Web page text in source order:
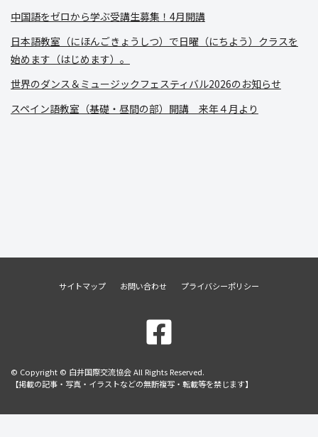
中国語をゼロから学ぶ受講生募集！4月開講
日本語教室（にほんごきょうしつ）で日曜（にちよう）クラスを
始めます（はじめます）。
世界のダンス＆ミュージックフェスティバル2026のお知らせ
スペイン語教室（基礎・昼間の部）開講 来年４月より
サイトマップ お問い合わせ プライバシーポリシー
© Copyright © 白井国際交流協会 All Rights Reserved.
【掲載の記事・写真・イラストなどの無断複写・転載等を禁じます】